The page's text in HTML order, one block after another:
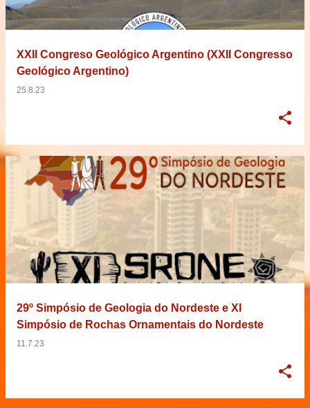
XXII Congreso Geológico Argentino (XXII Congresso
Geológico Argentino)
25.8.23
29º Simpósio de Geologia do Nordeste e XI
Simpósio de Rochas Ornamentais do Nordeste
11.7.23